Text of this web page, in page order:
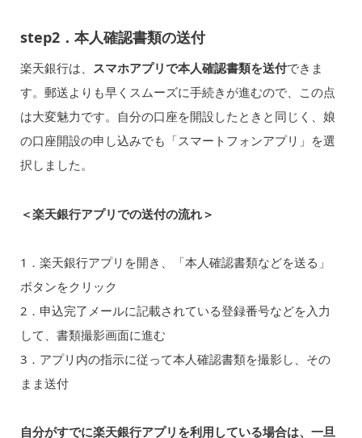
step2．本人確認書類の送付
楽天銀行は、 スマホアプリで本人確認書類を送付できま
す。郵送よりも早くスムーズに手続きが進むので、この点
は大変魅力です。自分の口座を開設したときと同じく、娘
の口座開設の申し込みでも「スマートフォンアプリ」を選
択しました。
＜楽天銀行アプリでの送付の流れ＞
1．楽天銀行アプリを開き、「本人確認書類などを送る」
ボタンをクリック
2．申込完了メールに記載されている登録番号などを入力
して、書類撮影画面に進む
3．アプリ内の指示に従って本人確認書類を撮影し、その
まま送付
自分がすでに楽天銀行アプリを利用している場合は、一旦